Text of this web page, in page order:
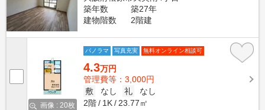
築年数
築27年
建物階数
2階建
画像 : 20枚
パノラマ 写真充実 無料オンライン相談可
4.3万円
管理費等：3,000円
敷
なし 礼
なし
2階
1K 23.77㎡